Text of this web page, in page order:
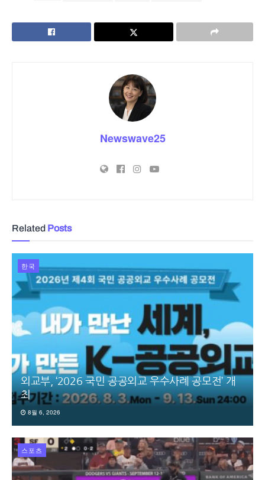
Newswave25
Related Posts
한국
외교부, ‘2026 국민 공공외교 우수사례 공모전’ 개
최
8월 6, 2026
스포츠